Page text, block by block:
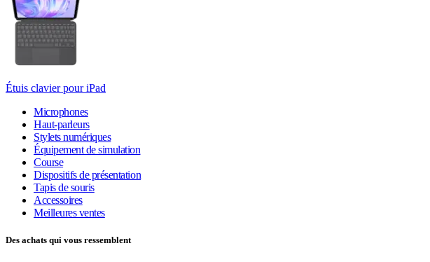
Étuis clavier pour iPad
Microphones
Haut-parleurs
Stylets numériques
Équipement de simulation
Course
Dispositifs de présentation
Tapis de souris
Accessoires
Meilleures ventes
Des achats qui vous ressemblent